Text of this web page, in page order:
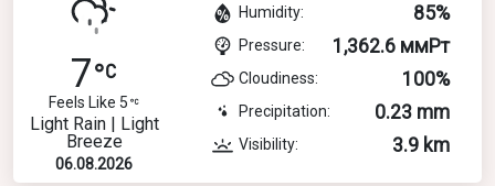
7
Feels Like 5
Light Rain | Light
Breeze
06.08.2026
Humidity: 85%
Pressure: 1,362.6 ммРт
Cloudiness: 100%
Precipitation: 0.23 mm
Visibility: 3.9 km